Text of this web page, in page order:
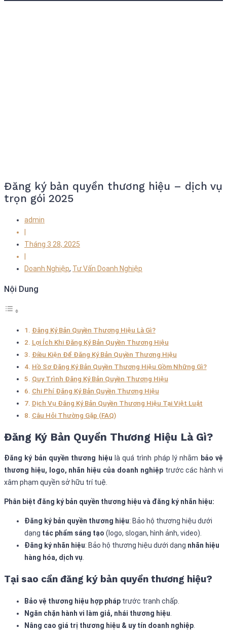
Đăng ký bản quyền thương hiệu – dịch vụ
trọn gói 2025
admin
Tháng 3 28, 2025
Doanh Nghiệp, Tư Vấn Doanh Nghiệp
Nội Dung
Đăng Ký Bản Quyền Thương Hiệu Là Gì?
Lợi Ích Khi Đăng Ký Bản Quyền Thương Hiệu
Điều Kiện Để Đăng Ký Bản Quyền Thương Hiệu
Hồ Sơ Đăng Ký Bản Quyền Thương Hiệu Gồm Những Gì?
Quy Trình Đăng Ký Bản Quyền Thương Hiệu
Chi Phí Đăng Ký Bản Quyền Thương Hiệu
Dịch Vụ Đăng Ký Bản Quyền Thương Hiệu Tại Việt Luật
Câu Hỏi Thường Gặp (FAQ)
Đăng Ký Bản Quyền Thương Hiệu Là Gì?
Đăng ký bản quyền thương hiệu là quá trình pháp lý nhằm bảo vệ
thương hiệu, logo, nhãn hiệu của doanh nghiệptrước các hành vi
xâm phạm quyền sở hữu trí tuệ.
Phân biệt đăng ký bản quyền thương hiệu và đăng ký nhãn hiệu:
Đăng ký bản quyền thương hiệu: Bảo hộ thương hiệu dưới
dạng tác phẩm sáng tạo (logo, slogan, hình ảnh, video).
Đăng ký nhãn hiệu: Bảo hộ thương hiệu dưới dạng nhãn hiệu
hàng hóa, dịch vụ
Tại sao cần đăng ký bản quyền thương hiệu?
Bảo vệ thương hiệu hợp pháp trước tranh chấp.
Ngăn chặn hành vi làm giả, nhái thương hiệu
Nâng cao giá trị thương hiệu & uy tín doanh nghiệp